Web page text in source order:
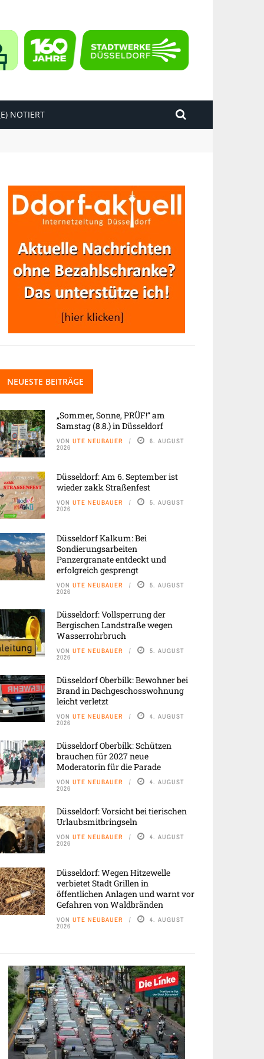
NOTIERT
NEUESTE BEITRÄGE
„Sommer, Sonne, PRÜF!“ am
Samstag (8.8.) in Düsseldorf
VON UTE NEUBAUER 6. AUGUST
2026
Düsseldorf: Am 6. September ist
wieder zakk Straßenfest
VON UTE NEUBAUER 5. AUGUST
2026
Düsseldorf Kalkum: Bei
Sondierungsarbeiten
Panzergranate entdeckt und
erfolgreich gesprengt
VON UTE NEUBAUER 5. AUGUST
2026
Düsseldorf: Vollsperrung der
Bergischen Landstraße wegen
Wasserrohrbruch
VON UTE NEUBAUER 5. AUGUST
2026
Düsseldorf Oberbilk: Bewohner bei
Brand in Dachgeschosswohnung
leicht verletzt
VON UTE NEUBAUER 4. AUGUST
2026
Düsseldorf Oberbilk: Schützen
brauchen für 2027 neue
Moderatorin für die Parade
VON UTE NEUBAUER 4. AUGUST
2026
Düsseldorf: Vorsicht bei tierischen
Urlaubsmitbringseln
VON UTE NEUBAUER 4. AUGUST
2026
Düsseldorf: Wegen Hitzewelle
verbietet Stadt Grillen in
öffentlichen Anlagen und warnt vor
Gefahren von Waldbränden
VON UTE NEUBAUER 4. AUGUST
2026